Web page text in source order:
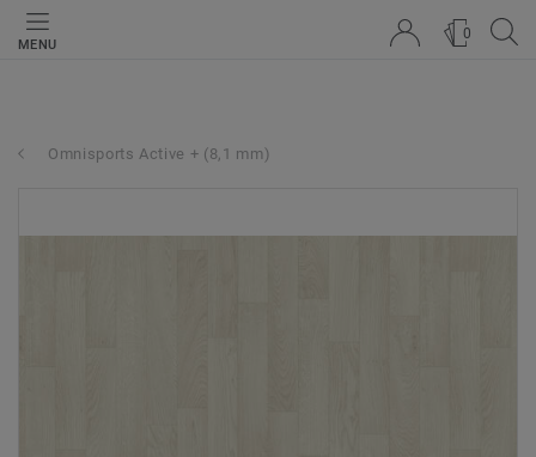
MENU
0
Omnisports Active + (8,1 mm)